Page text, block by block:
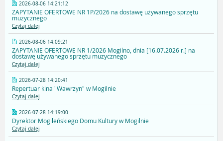
2026-08-06 14:21:12
ZAPYTANIE OFERTOWE NR 1P/2026 na dostawę używanego sprzętu
muzycznego
Czytaj dalej
2026-08-06 14:09:21
ZAPYTANIE OFERTOWE NR 1/2026 Mogilno, dnia [16.07.2026 r.] na
dostawę używanego sprzętu muzycznego
Czytaj dalej
2026-07-28 14:20:41
Repertuar kina "Wawrzyn" w Mogilnie
Czytaj dalej
2026-07-28 14:19:00
Dyrektor Mogileńskiego Domu Kultury w Mogilnie
Czytaj dalej